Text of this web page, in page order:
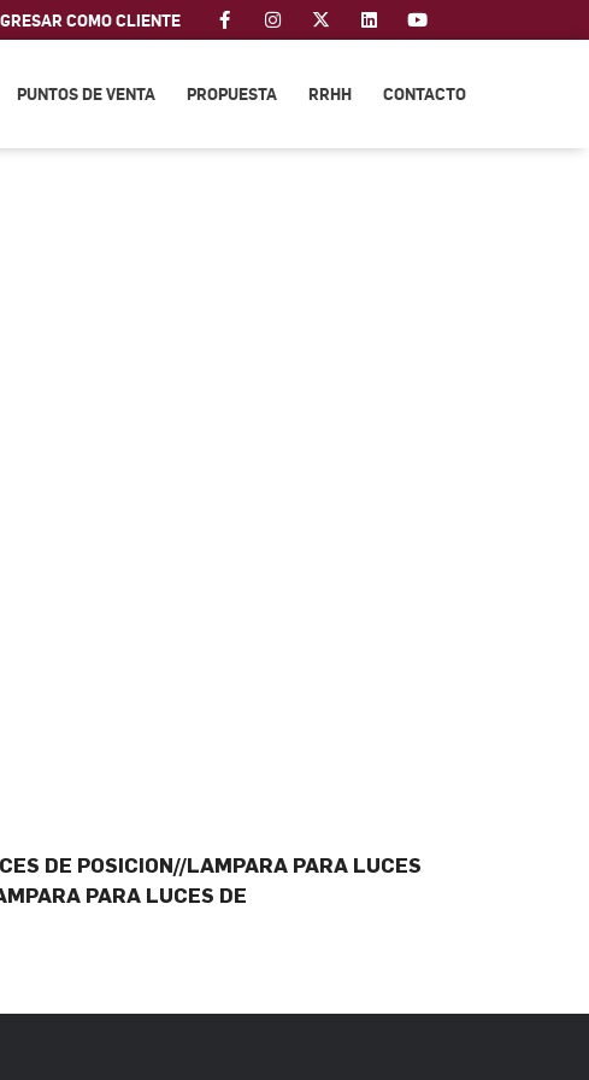
COMO CLIENTE
PUNTOS DE VENTA PROPUESTA RRHH CONTACTO
DE POSICION//LAMPARA PARA LUCES
PARA LUCES DE